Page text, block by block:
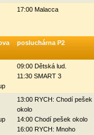
17:00 Malacca
posluchárna P2
09:00 Dětská lud.
11:30 SMART 3
13:00 RYCH: Chodí pešek
okolo
14:00 Chodí pešek okolo
16:00 RYCH: Mnoho